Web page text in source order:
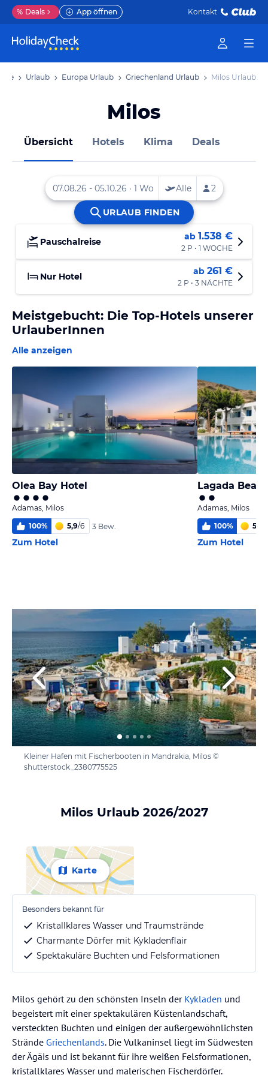
% Deals App öffnen Kontakt
Urlaub Europa Urlaub Griechenland Urlaub Milos Urlaub
Milos
Übersicht Hotels Klima Deals
Pauschalreise ab 1.538 €
2 P • 1 WOCHE
Nur Hotel ab 261 €
2 P • 3 NÄCHTE
Meistgebucht: Die Top-Hotels unserer
UrlauberInnen
Alle anzeigen
Olea Bay Hotel
Adamas, Milos
100% 5,9/6 3 Bew.
Zum Hotel
Lagada
Adamas, Milos
100% 5,1
Zum Hotel
Kleiner Hafen mit Fischerbooten in Mandrakia, Milos ©
shutterstock_2380775525
Milos Urlaub 2026/2027
Besonders bekannt für
Kristallklares Wasser und Traumstrände
Charmante Dörfer mit Kykladenflair
Spektakuläre Buchten und Felsformationen
Karte
Milos gehört zu den schönsten Inseln der Kykladen und
begeistert mit einer spektakulären Küstenlandschaft,
versteckten Buchten und einigen der außergewöhnlichsten
Strände Griechenlands. Die Vulkaninsel liegt im Südwesten
der Ägäis und ist bekannt für ihre weißen Felsformationen,
kristallklares Wasser und malerischen Fischerdörfer.